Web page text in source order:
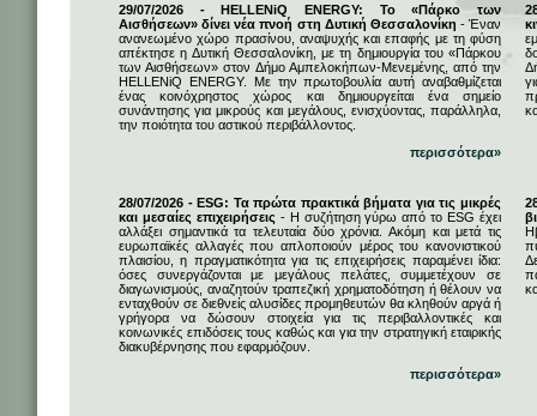
29/07/2026 - HELLENiQ ENERGY: Το «Πάρκο των
Αισθήσεων» δίνει νέα πνοή στη Δυτική Θεσσαλονίκη - Έναν
ανανεωμένο χώρο πρασίνου, αναψυχής και επαφής με τη φύση
απέκτησε η Δυτική Θεσσαλονίκη, με τη δημιουργία του «Πάρκου
των Αισθήσεων» στον Δήμο Αμπελοκήπων-Μενεμένης, από την
HELLENiQ ENERGY. Με την πρωτοβουλία αυτή αναβαθμίζεται
ένας κοινόχρηστος χώρος και δημιουργείται ένα σημείο
συνάντησης για μικρούς και μεγάλους, ενισχύοντας, παράλληλα,
την ποιότητα του αστικού περιβάλλοντος.
περισσότερα»
28/07/2026 - ESG: Τα πρώτα πρακτικά βήματα για τις μικρές
και μεσαίες επιχειρήσεις - Η συζήτηση γύρω από το ESG έχει
αλλάξει σημαντικά τα τελευταία δύο χρόνια. Ακόμη και μετά τις
ευρωπαϊκές αλλαγές που απλοποιούν μέρος του κανονιστικού
πλαισίου, η πραγματικότητα για τις επιχειρήσεις παραμένει ίδια:
όσες συνεργάζονται με μεγάλους πελάτες, συμμετέχουν σε
διαγωνισμούς, αναζητούν τραπεζική χρηματοδότηση ή θέλουν να
ενταχθούν σε διεθνείς αλυσίδες προμηθευτών θα κληθούν αργά ή
γρήγορα να δώσουν στοιχεία για τις περιβαλλοντικές και
κοινωνικές επιδόσεις τους καθώς και για την στρατηγική εταιρικής
διακυβέρνησης που εφαρμόζουν.
περισσότερα»